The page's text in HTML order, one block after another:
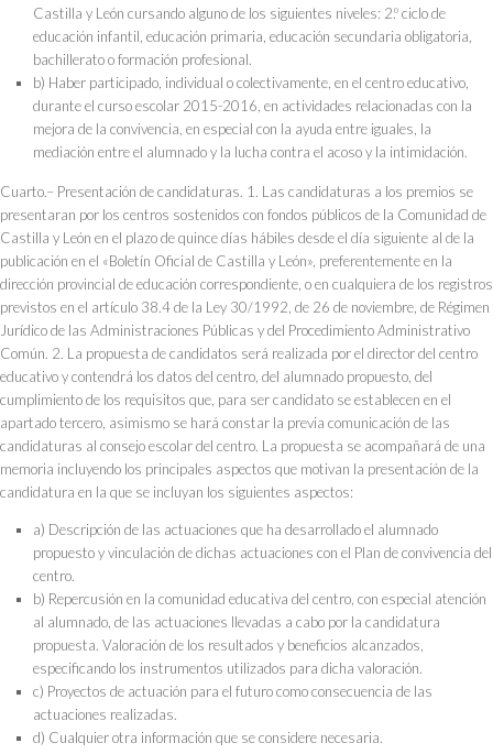
Castilla y León cursando alguno de los siguientes niveles: 2.º ciclo de
educación infantil, educación primaria, educación secundaria obligatoria,
bachillerato o formación profesional.
b) Haber participado, individual o colectivamente, en el centro educativo,
durante el curso escolar 2015-2016, en actividades relacionadas con la
mejora de la convivencia, en especial con la ayuda entre iguales, la
mediación entre el alumnado y la lucha contra el acoso y la intimidación.
Cuarto.– Presentación de candidaturas. 1. Las candidaturas a los premios se
presentaran por los centros sostenidos con fondos públicos de la Comunidad de
Castilla y León en el plazo de quince días hábiles desde el día siguiente al de la
publicación en el «Boletín Oficial de Castilla y León», preferentemente en la
dirección provincial de educación correspondiente, o en cualquiera de los registros
previstos en el artículo 38.4 de la Ley 30/1992, de 26 de noviembre, de Régimen
Jurídico de las Administraciones Públicas y del Procedimiento Administrativo
Común. 2. La propuesta de candidatos será realizada por el director del centro
educativo y contendrá los datos del centro, del alumnado propuesto, del
cumplimiento de los requisitos que, para ser candidato se establecen en el
apartado tercero, asimismo se hará constar la previa comunicación de las
candidaturas al consejo escolar del centro. La propuesta se acompañará de una
memoria incluyendo los principales aspectos que motivan la presentación de la
candidatura en la que se incluyan los siguientes aspectos:
a) Descripción de las actuaciones que ha desarrollado el alumnado
propuesto y vinculación de dichas actuaciones con el Plan de convivencia del
centro.
b) Repercusión en la comunidad educativa del centro, con especial atención
al alumnado, de las actuaciones llevadas a cabo por la candidatura
propuesta. Valoración de los resultados y beneficios alcanzados,
especificando los instrumentos utilizados para dicha valoración.
c) Proyectos de actuación para el futuro como consecuencia de las
actuaciones realizadas.
d) Cualquier otra información que se considere necesaria.